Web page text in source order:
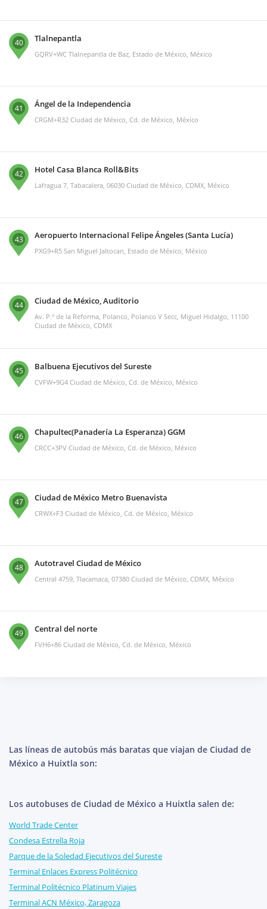
40 Tlalnepantla
GQRV+WC Tlalnepantla de Baz, Estado de México, México
41 Ángel de la Independencia
CRGM+R32 Ciudad de México, Cd. de México, México
42 Hotel Casa Blanca Roll&Bits
Lafragua 7, Tabacalera, 06030 Ciudad de México, CDMX, México
43 Aeropuerto Internacional Felipe Ángeles (Santa Lucía)
PXG9+R5 San Miguel Jaltocan, Estado de México, México
44 Ciudad de México, Auditorio
Av. P.º de la Reforma, Polanco, Polanco V Secc, Miguel Hidalgo, 11100
Ciudad de México, CDMX
45 Balbuena Ejecutivos del Sureste
CVFW+9G4 Ciudad de México, Cd. de México, México
46 Chapultec(Panadería La Esperanza) GGM
CRCC+3PV Ciudad de México, Cd. de México, México
47 Ciudad de México Metro Buenavista
CRWX+F3 Ciudad de México, Cd. de México, México
48 Autotravel Ciudad de México
Central 4759, Tlacamaca, 07380 Ciudad de México, CDMX, México
49 Central del norte
FVH6+86 Ciudad de México, Cd. de México, México
Las líneas de autobús más baratas que viajan de Ciudad de
México a Huixtla son:
Los autobuses de Ciudad de México a Huixtla salen de:
World Trade Center
Condesa Estrella Roja
Parque de la Soledad Ejecutivos del Sureste
Terminal Enlaces Express Politécnico
Terminal Politécnico Platinum Viajes
Terminal ACN México, Zaragoza